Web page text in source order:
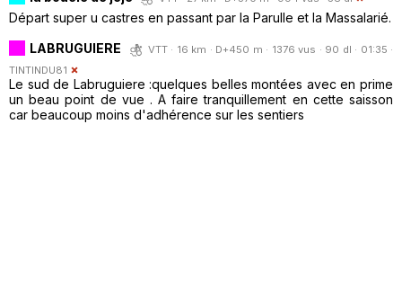
Départ super u castres en passant par la Parulle et la Massalarié.
LABRUGUIERE
VTT · 16 km · D+450 m · 1376 vus · 90 dl · 01:35 ·
TINTINDU81
Le sud de Labruguiere :quelques belles montées avec en prime
un beau point de vue . A faire tranquillement en cette saisson
car beaucoup moins d'adhérence sur les sentiers